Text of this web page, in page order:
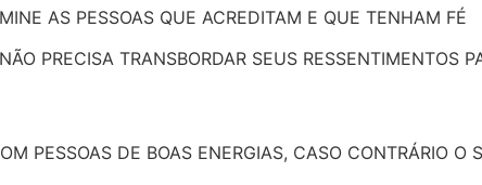
AS PESSOAS QUE ACREDITAM E QUE TENHAM FÉ
PRECISA TRANSBORDAR SEUS RESSENTIMENTOS
PESSOAS DE BOAS ENERGIAS, CASO CONTRÁRIO O